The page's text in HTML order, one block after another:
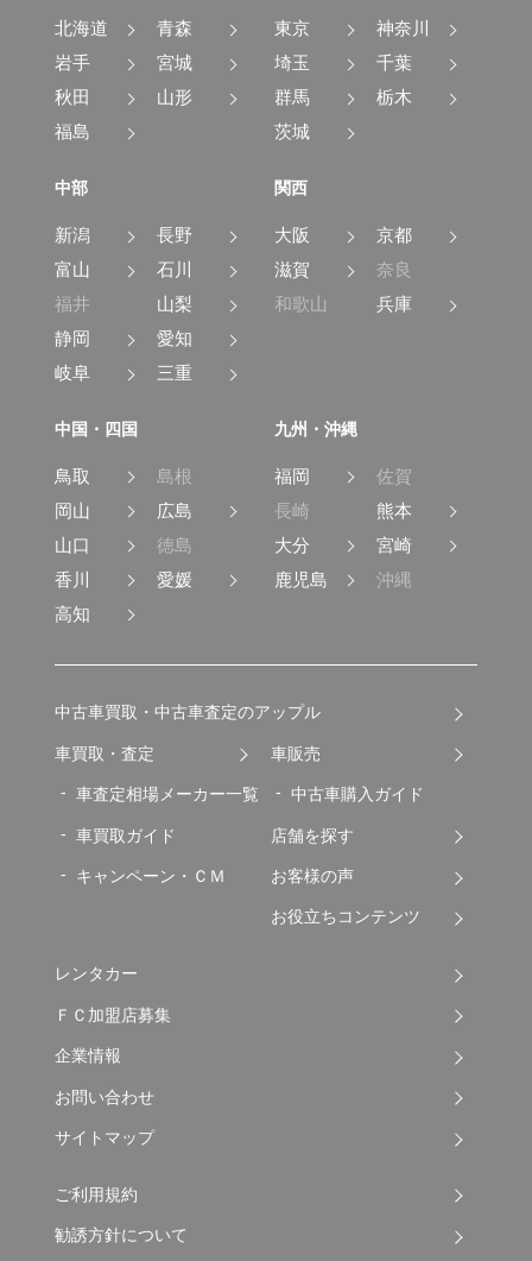
北海道
青森
岩手
宮城
秋田
山形
福島
東京
神奈川
埼玉
千葉
群馬
栃木
茨城
中部
新潟
長野
富山
石川
福井
山梨
静岡
愛知
岐阜
三重
関西
大阪
京都
滋賀
奈良
和歌山
兵庫
中国・四国
鳥取
島根
岡山
広島
山口
徳島
香川
愛媛
高知
九州・沖縄
福岡
佐賀
長崎
熊本
大分
宮崎
鹿児島
沖縄
中古車買取・中古車査定のアップル
車買取・査定
車査定相場メーカー一覧
車買取ガイド
キャンペーン・ＣＭ
車販売
中古車購入ガイド
店舗を探す
お客様の声
お役立ちコンテンツ
レンタカー
ＦＣ加盟店募集
企業情報
お問い合わせ
サイトマップ
ご利用規約
勧誘方針について